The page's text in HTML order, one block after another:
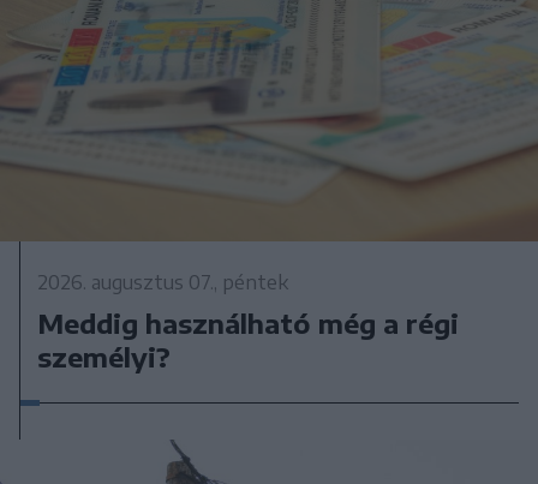
2026. augusztus 07., péntek
Meddig használható még a régi
személyi?